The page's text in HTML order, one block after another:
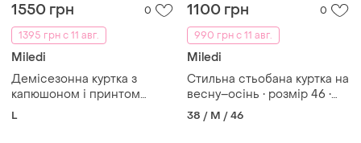
1550 грн
0
1395 грн с 11 авг.
Miledi
Демісезонна куртка з
капюшоном і принтом
троянд • нова • розмір l (50)
L
1100 грн
0
990 грн с 11 авг.
Miledi
Стильна стьобана куртка на
весну–осінь • розмір 46 •
легка та практична
38 / M / 46